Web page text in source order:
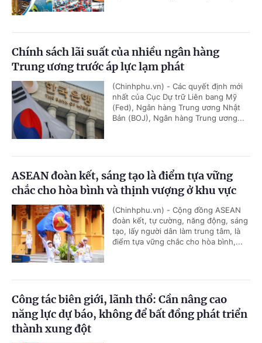
Chính sách lãi suất của nhiều ngân hàng
Trung ương trước áp lực lạm phát
(Chinhphu.vn) - Các quyết định mới
nhất của Cục Dự trữ Liên bang Mỹ
(Fed), Ngân hàng Trung ương Nhật
Bản (BOJ), Ngân hàng Trung ương...
ASEAN đoàn kết, sáng tạo là điểm tựa vững
chắc cho hòa bình và thịnh vượng ở khu vực
(Chinhphu.vn) - Cộng đồng ASEAN
đoàn kết, tự cường, năng động, sáng
tạo, lấy người dân làm trung tâm, là
điểm tựa vững chắc cho hòa bình,...
Công tác biên giới, lãnh thổ: Cần nâng cao
năng lực dự báo, không để bất đồng phát triển
thành xung đột